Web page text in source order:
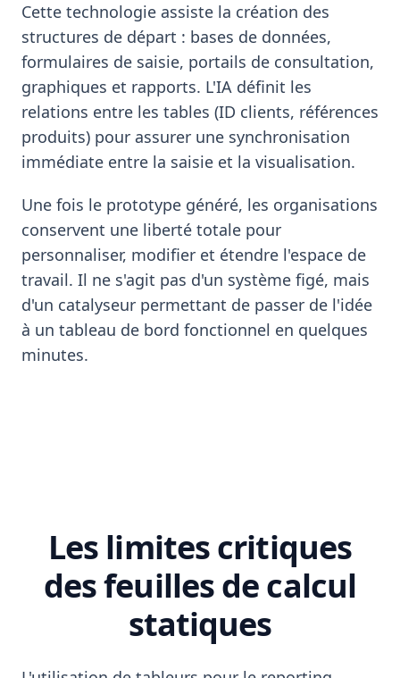
Cette technologie assiste la création des
structures de départ : bases de données,
formulaires de saisie, portails de consultation,
graphiques et rapports. L'IA définit les
relations entre les tables (ID clients, références
produits) pour assurer une synchronisation
immédiate entre la saisie et la visualisation.
Une fois le prototype généré, les organisations
conservent une liberté totale pour
personnaliser, modifier et étendre l'espace de
travail. Il ne s'agit pas d'un système figé, mais
d'un catalyseur permettant de passer de l'idée
à un tableau de bord fonctionnel en quelques
minutes.
Les limites critiques
des feuilles de calcul
statiques